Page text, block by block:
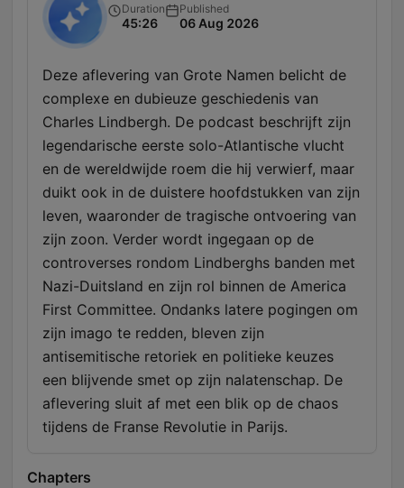
Duration
45:26
Published
06 Aug 2026
Deze aflevering van Grote Namen belicht de
complexe en dubieuze geschiedenis van
Charles Lindbergh. De podcast beschrijft zijn
legendarische eerste solo-Atlantische vlucht
en de wereldwijde roem die hij verwierf, maar
duikt ook in de duistere hoofdstukken van zijn
leven, waaronder de tragische ontvoering van
zijn zoon. Verder wordt ingegaan op de
controverses rondom Lindberghs banden met
Nazi-Duitsland en zijn rol binnen de America
First Committee. Ondanks latere pogingen om
zijn imago te redden, bleven zijn
antisemitische retoriek en politieke keuzes
een blijvende smet op zijn nalatenschap. De
aflevering sluit af met een blik op de chaos
tijdens de Franse Revolutie in Parijs.
Chapters